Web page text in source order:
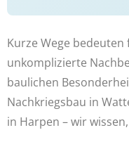
Kurze Wege bedeuten
unkomplizierte
baulichen
Nachkriegsbau in
in Harpen – wir